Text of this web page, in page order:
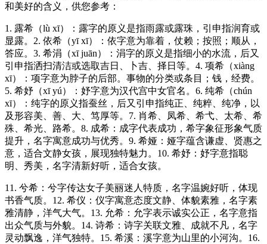
和美好的含义，供您参考：
1. 露希（lù xī）：露字的原义是指雨露或露珠，引申指润育或
显露。2. 依希（yī xī）：依字意为靠着，仗赖；按照；顺从，
答应。3. 希涓（xī juān）：涓字的原义是指细小的水流，后又
引申指洒扫清洁或选取吉日、卜吉、择日等。4. 项希（xiàng
xī）：项字意为脖子的后部。事物的分类或条目；钱，经费。
5. 希妤（xī yú）：妤字意为汉代宫中女官名。6. 纯希（chún
xī）：纯字的原义指蚕丝，后又引申指纯正、纯粹、纯净，以
及形容美、善、大、笃厚等。7. 肖希、凤希、希弋、太希、希
殊、希光、路希。8. 成希：成字代表成功，希字象征形象气质
提升，名字寓意成功与优秀。9. 希娅：娅字蕴含谦虚、贤惠之
意，适合文静女孩，展现独特魅力。10. 希妤：妤字意指聪
明、秀美，名字清新好听，适合女孩。
11. 兮希：兮字传达女子美丽迷人特质，名字温婉好听，体现
书香气质。12. 希仪：仪字寓意态度文静、体貌素雅，名字素
雅清静，洋气大气。13. 允希：允字表示诚实公正，名字意指
出众气质与外貌。14. 诗希：诗字关联文雅、成就不凡，名字
灵动飘逸，洋气独特。15. 希溪：溪字意为山里的小河沟。16.